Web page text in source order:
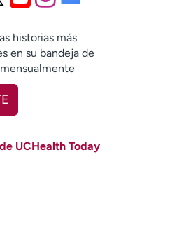
historias más
en su bandeja de
UCHealth Today